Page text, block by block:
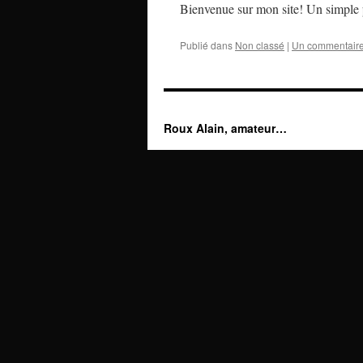
Bienvenue sur mon site! Un simple
Publié dans Non classé | Un commentaire
Roux Alain, amateur…